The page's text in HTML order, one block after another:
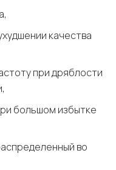
качества
при дряблости
большом избытке
во